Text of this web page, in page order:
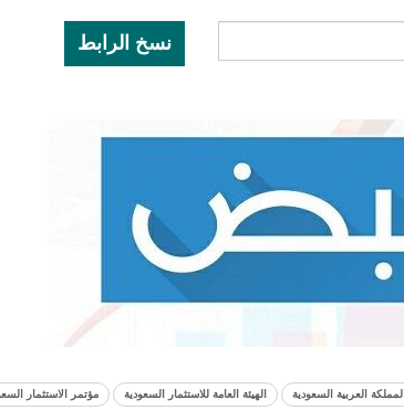
نسخ الرابط
المملكة العربية السعودية الهيئة العامة للاستثمار السعودية مؤتمر الاستثمار